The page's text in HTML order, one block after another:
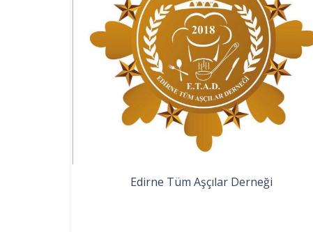
Edirne Tüm Aşçılar Derneği